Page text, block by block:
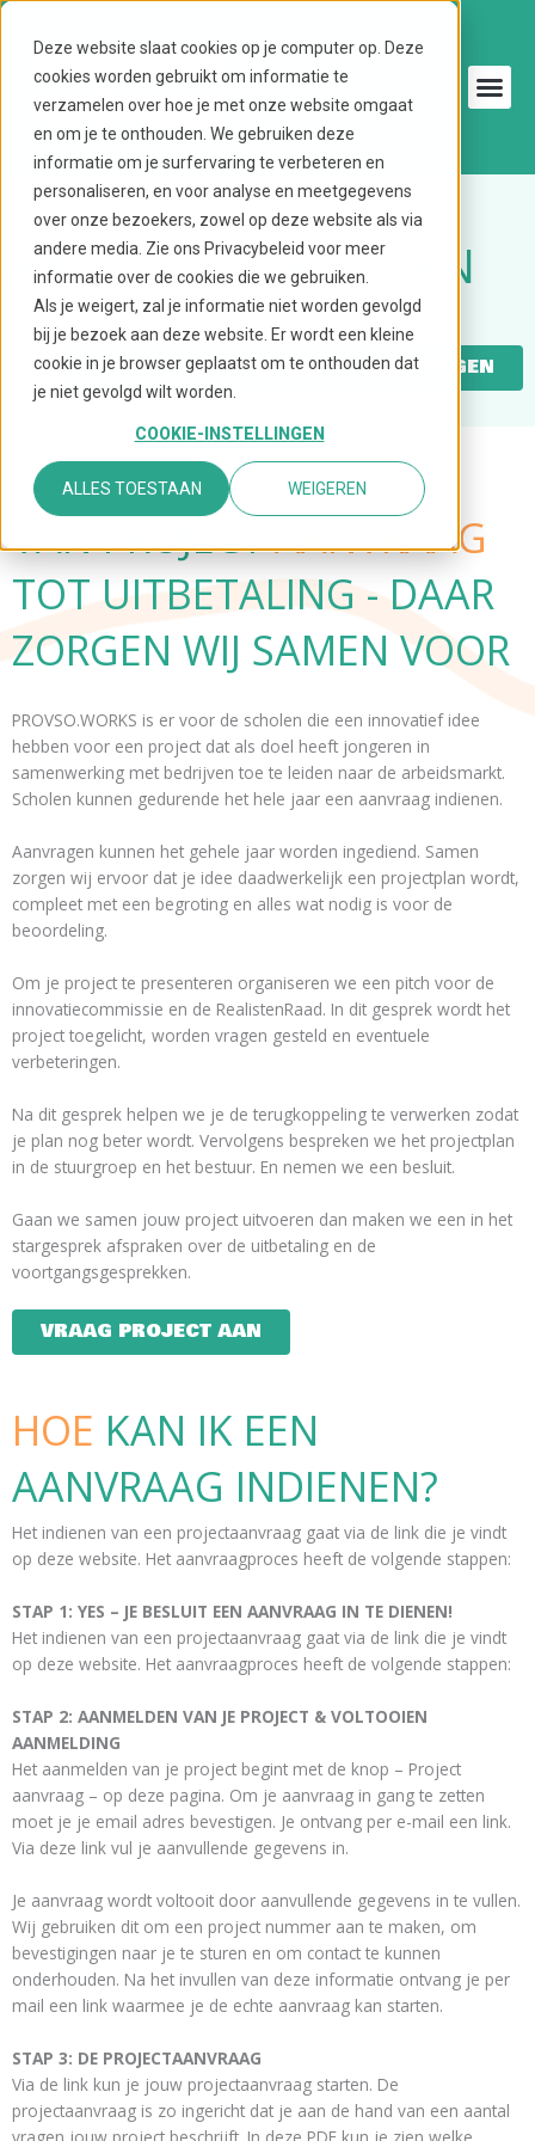
Deze website slaat cookies op je computer op. Deze
cookies worden gebruikt om informatie te
verzamelen over hoe je met onze website omgaat
en om je te onthouden. We gebruiken deze
informatie om je surfervaring te verbeteren en
personaliseren, en voor analyse en meetgegevens
over onze bezoekers, zowel op deze website als via
andere media. Zie ons Privacybeleid voor meer
informatie over de cookies die we gebruiken.
Als je weigert, zal je informatie niet worden gevolgd
bij je bezoek aan deze website. Er wordt een kleine
cookie in je browser geplaatst om te onthouden dat
je niet gevolgd wilt worden.
COOKIE-INSTELLINGEN
ALLES TOESTAAN WEIGEREN
Ga
inhoud
AANVRAAG INDIENEN
PROJECT & FINANCIËRING AANVRAGEN
VAN PROJECTAANVRAAG
TOT UITBETALING - DAAR
ZORGEN WIJ SAMEN VOOR
PROVSO.WORKS is er voor de scholen die een innovatief idee
hebben voor een project dat als doel heeft jongeren in
samenwerking met bedrijven toe te leiden naar de arbeidsmarkt.
Scholen kunnen gedurende het hele jaar een aanvraag indienen.
Aanvragen kunnen het gehele jaar worden ingediend. Samen
zorgen wij ervoor dat je idee daadwerkelijk een projectplan wordt,
compleet met een begroting en alles wat nodig is voor de
beoordeling.​
Om je project te presenteren organiseren we een pitch voor de
innovatiecommissie en de RealistenRaad. In dit gesprek wordt het
project toegelicht, worden vragen gesteld en eventuele
verbeteringen.
Na dit gesprek helpen we je de terugkoppeling te verwerken zodat
je plan nog beter wordt. Vervolgens bespreken we het projectplan
in de stuurgroep en het bestuur. En nemen we een besluit.​
Gaan we samen jouw project uitvoeren dan maken we een in het
stargesprek afspraken over de uitbetaling en de
voortgangsgesprekken.
VRAAG PROJECT AAN
HOE KAN IK EEN
AANVRAAG INDIENEN?
Het indienen van een projectaanvraag gaat via de link die je vindt
op deze website. Het aanvraagproces heeft de volgende stappen:
STAP 1: YES – JE BESLUIT EEN AANVRAAG IN TE DIENEN!
Het indienen van een projectaanvraag gaat via de link die je vindt
op deze website. Het aanvraagproces heeft de volgende stappen:
STAP 2: AANMELDEN VAN JE PROJECT & VOLTOOIEN
AANMELDING
Het aanmelden van je project begint met de knop – Project
aanvraag – op deze pagina. Om je aanvraag in gang te zetten
moet je je email adres bevestigen. Je ontvang per e-mail een link.
Via deze link vul je aanvullende gegevens in.
Je aanvraag wordt voltooit door aanvullende gegevens in te vullen.
Wij gebruiken dit om een project nummer aan te maken, om
bevestigingen naar je te sturen en om contact te kunnen
onderhouden. Na het invullen van deze informatie ontvang je per
mail een link waarmee je de echte aanvraag kan starten.
STAP 3: DE PROJECTAANVRAAG
Via de link kun je jouw projectaanvraag starten. De
projectaanvraag is zo ingericht dat je aan de hand van een aantal